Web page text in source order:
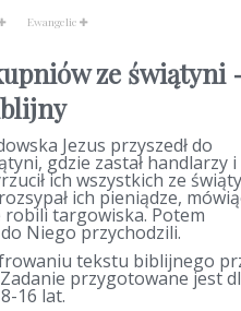
Ewangelie
ze świątyni
Jezus przyszedł do
gdzie zastał handlarzy i
ich wszystkich ze
ich pieniądze,
robili targowiska. Potem
Niego przychodzili.
tekstu biblijnego
przygotowane jest
16 lat.